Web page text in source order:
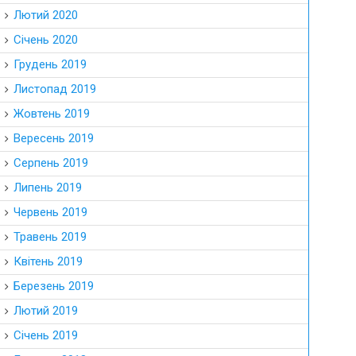
Лютий 2020
Січень 2020
Грудень 2019
Листопад 2019
Жовтень 2019
Вересень 2019
Серпень 2019
Липень 2019
Червень 2019
Травень 2019
Квітень 2019
Березень 2019
Лютий 2019
Січень 2019